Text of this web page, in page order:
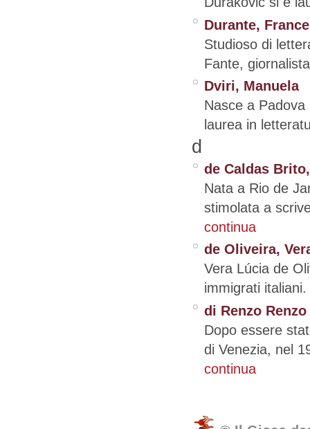
Durante,
Studioso di
Fante,
Dviri, Manuela
Nasce a
laurea in
d
de Caldas
Nata a Rio de
stimolata a
continua
de Oliveira,
Vera Lúcia de
immigrati
di Renzo Renzo
Dopo essere
di Venezia, nel
continua